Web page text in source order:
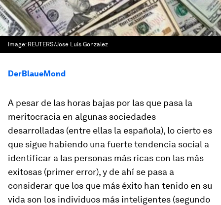
Image: REUTERS/Jose Luis Gonzalez
DerBlaueMond
A pesar de las horas bajas por las que pasa la
meritocracia en algunas sociedades
desarrolladas (entre ellas la española), lo cierto es
que sigue habiendo una fuerte tendencia social a
identificar a las personas más ricas con las más
exitosas (primer error), y de ahí se pasa a
considerar que los que más éxito han tenido en su
vida son los individuos más inteligentes (segundo